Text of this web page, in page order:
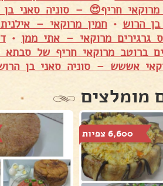
מרוקאי חריף😍 – סוניה סאני
הרוש •חמין מרוקאי – אילנית
גרגירים מרוקאי – אתי ממן •
ברוטב מרוקאי חריף של
אששש – סוניה סאני בן
מומלצים
6,600 צפיות